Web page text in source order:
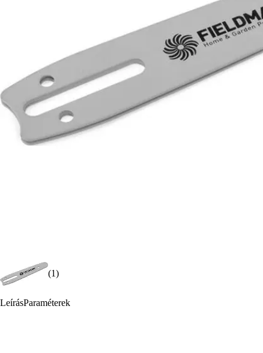
(1)
LeírásParaméterek